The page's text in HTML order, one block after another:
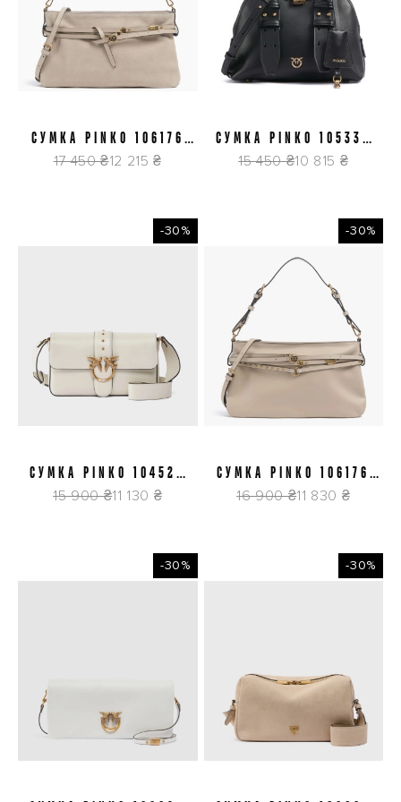
СУМКА PINKO 106176
A0F6 C50Q
17 450 ₴12 215 ₴
СУМКА PINKO 105333
A0QO Z99Q
15 450 ₴10 815 ₴
-30%
СУМКА PINKO 104524
A0QO Z14Q
15 900 ₴11 130 ₴
-30%
СУМКА PINKO 106176
A0QO C50Q
16 900 ₴11 830 ₴
-30% -30%